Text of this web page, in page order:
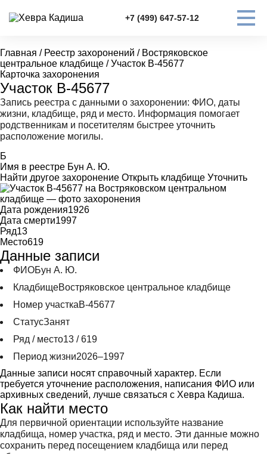
+7 (499) 647-57-12
Главная / Реестр захоронений / Востряковское
центральное кладбище / Участок В-45677
Карточка захоронения
Участок В-45677
Запись реестра с данными о захоронении: ФИО, даты
жизни, кладбище, ряд и место. Информация помогает
родственникам и посетителям быстрее уточнить
расположение могилы.
Б
Имя в реестре Бун А. Ю.
Найти другое захоронение Открыть кладбище Уточнить
Дата рождения1926
Дата смерти1997
Ряд13
Место619
Данные записи
ФИОБун А. Ю.
КладбищеВостряковское центральное кладбище
Номер участкаВ-45677
СтатусЗанят
Ряд / место13 / 619
Период жизни2026–1997
Данные записи носят справочный характер. Если
требуется уточнение расположения, написания ФИО или
архивных сведений, лучше связаться с Хевра Кадиша.
Как найти место
Для первичной ориентации используйте название
кладбища, номер участка, ряд и место. Эти данные можно
сохранить перед посещением кладбища или перед